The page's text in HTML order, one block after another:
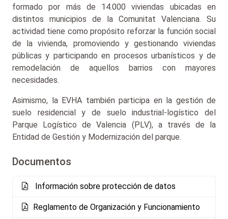
formado por más de 14.000 viviendas ubicadas en
distintos municipios de la Comunitat Valenciana. Su
actividad tiene como propósito reforzar la función social
de la vivienda, promoviendo y gestionando viviendas
públicas y participando en procesos urbanísticos y de
remodelación de aquellos barrios con mayores
necesidades.
Asimismo, la EVHA también participa en la gestión de
suelo residencial y de suelo industrial-logístico del
Parque Logístico de Valencia (PLV), a través de la
Entidad de Gestión y Modernización del parque.
Documentos
Información sobre protección de datos
Reglamento de Organización y Funcionamiento